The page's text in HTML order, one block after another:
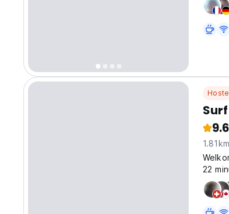
9.6
22